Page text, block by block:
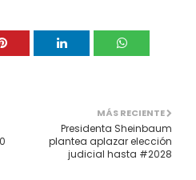
MÁS RECIENTE
Presidenta Sheinbaum
plantea aplazar elección
judicial hasta #2028